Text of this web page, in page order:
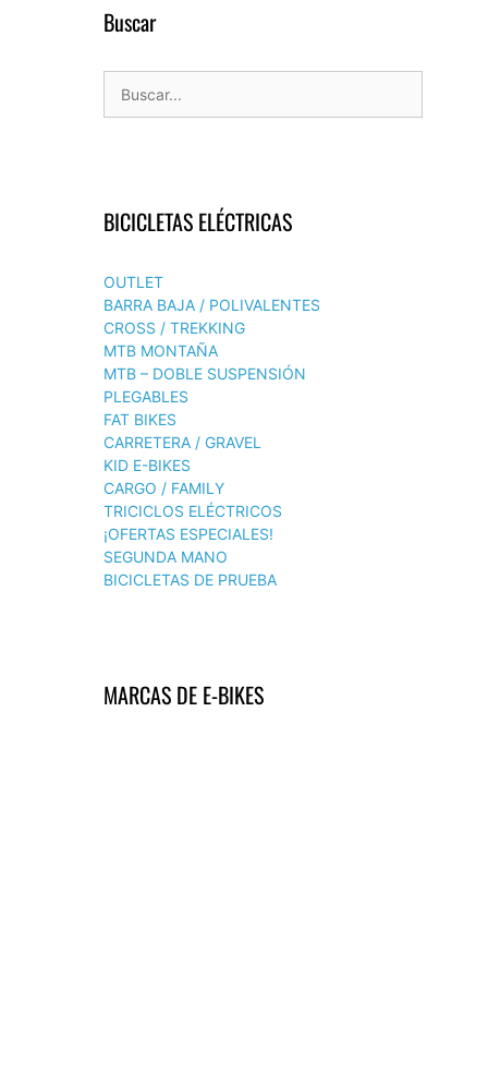
Buscar
BICICLETAS ELÉCTRICAS
OUTLET
BARRA BAJA / POLIVALENTES
CROSS / TREKKING
MTB MONTAÑA
MTB – DOBLE SUSPENSIÓN
PLEGABLES
FAT BIKES
CARRETERA / GRAVEL
KID E-BIKES
CARGO / FAMILY
TRICICLOS ELÉCTRICOS
¡OFERTAS ESPECIALES!
SEGUNDA MANO
BICICLETAS DE PRUEBA
MARCAS DE E-BIKES